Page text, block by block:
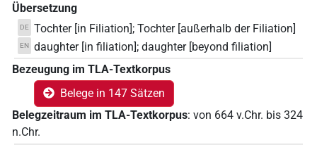
Übersetzung
DE Tochter [in Filiation]; Tochter [außerhalb der Filiation]
EN daughter [in filiation]; daughter [beyond filiation]
Bezeugung im TLA-Textkorpus
Belege in 147 Sätzen
Belegzeitraum im TLA-Textkorpus: von 664 v.Chr. bis 324
n.Chr.